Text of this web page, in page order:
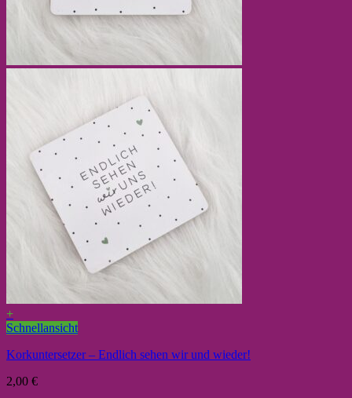
+
Schnellansicht
Korkuntersetzer – Endlich sehen wir und wieder!
2,00 €